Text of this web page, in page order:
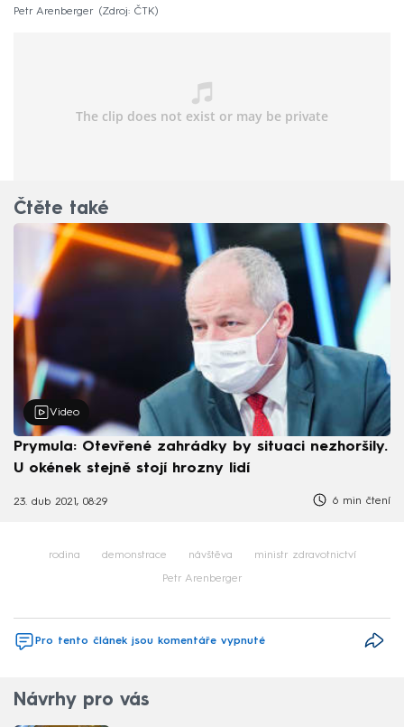
Petr Arenberger Zdroj: ČTK
Čtěte také
Video
Prymula: Otevřené zahrádky by situaci nezhoršily.
U okének stejně stojí hrozny lidí
23. dub 2021, 08:29 6 min čtení
rodina demonstrace návštěva ministr zdravotnictví
Petr Arenberger
Pro tento článek jsou komentáře vypnuté
Návrhy pro vás